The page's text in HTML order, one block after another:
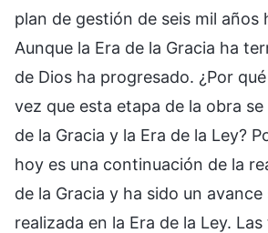
plan de gestión de seis mil años
Aunque la Era de la Gracia ha
de Dios ha progresado. ¿Por
vez que esta etapa de la obra se
de la Gracia y la Era de la Ley?
hoy es una continuación de la
de la Gracia y ha sido un
realizada en la Era de la Ley.